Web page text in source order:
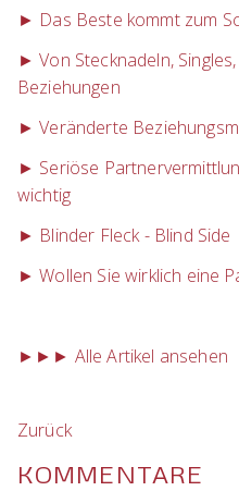
► Das Beste kommt zum
► Von Stecknadeln,
Beziehungen
► Veränderte
► Seriöse
wichtig
► Blinder Fleck - Blind Side
► Wollen Sie wirklich eine
►►► Alle Artikel ansehen
Zurück
KOMMENTARE